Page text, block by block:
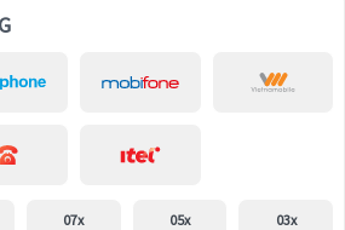
07x 05x 03x